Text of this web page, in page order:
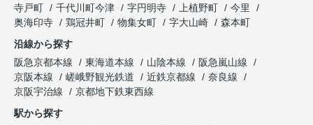
寺戸町
千代川町今津 字円明寺 上植野町
今里
奥海印寺
鶏冠井町 物集女町 字大山崎
森本町
沿線から探す
阪急京都本線
東海道本線 山陰本線
阪急嵐山線
京阪本線
嵯峨野観光鉄道 近鉄京都線
奈良線
京阪宇治線
京都地下鉄東西線
駅から探す